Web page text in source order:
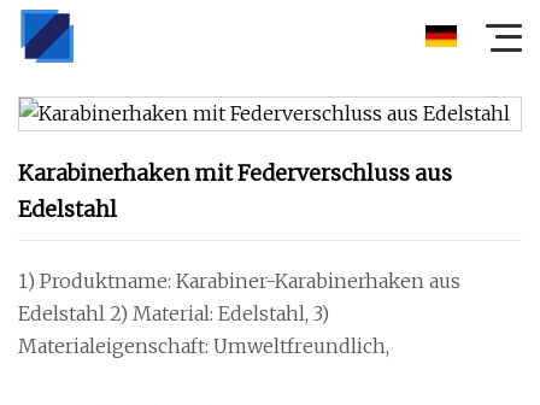
Karabinerhaken mit Federverschluss aus
Edelstahl
1) Produktname: Karabiner-Karabinerhaken aus
Edelstahl 2) Material: Edelstahl, 3)
Materialeigenschaft: Umweltfreundlich,